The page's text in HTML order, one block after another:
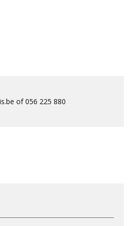
of 056 225 880